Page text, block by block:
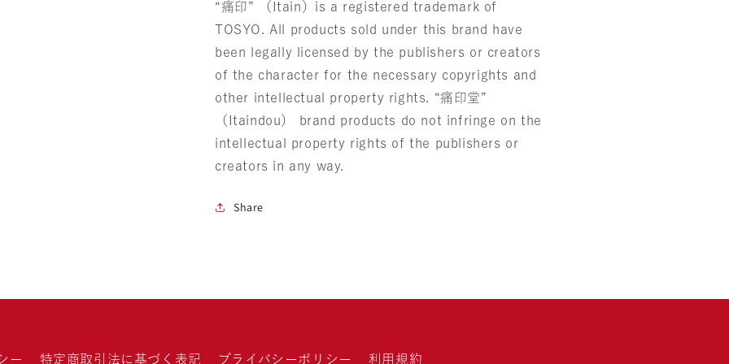
“痛印” （Itain）is a registered trademark of
TOSYO. All products sold under this brand have
been legally licensed by the publishers or creators
of the character for the necessary copyrights and
other intellectual property rights. “痛印堂”
（Itaindou） brand products do not infringe on the
intellectual property rights of the publishers or
creators in any way.
Share
ー 特定商取引法に基づく表記 プライバシーポリシー 利用規約